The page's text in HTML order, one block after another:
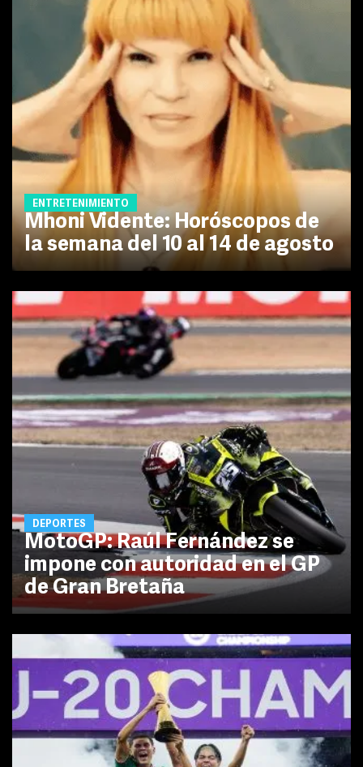
ENTRETENIMIENTO
Mhoni Vidente: Horóscopos de
la semana del 10 al 14 de agosto
DEPORTES
MotoGP: Raúl Fernández se
impone con autoridad en el GP
de Gran Bretaña